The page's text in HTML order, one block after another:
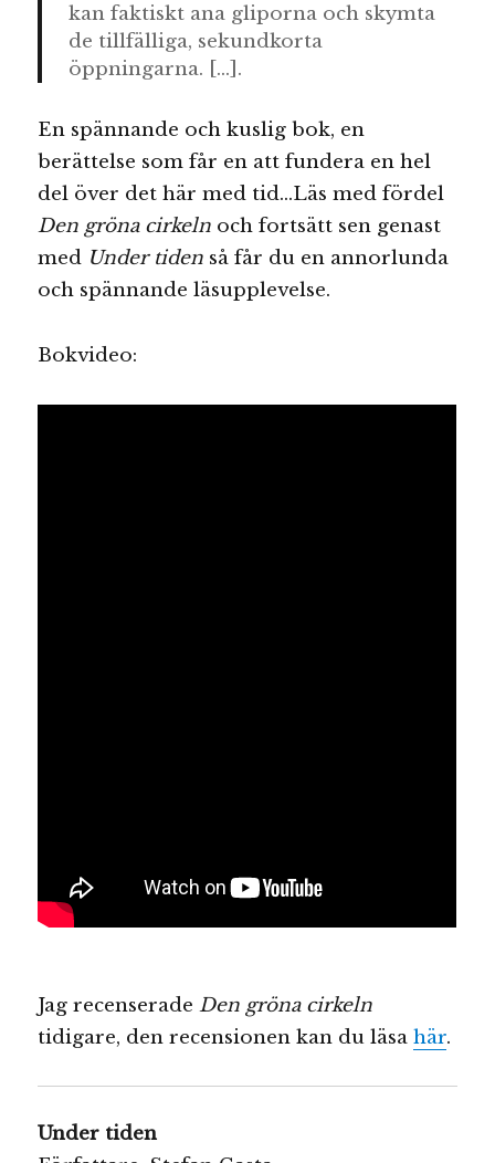
kan faktiskt ana gliporna och skymta
de tillfälliga, sekundkorta
öppningarna. […].
En spännande och kuslig bok, en
berättelse som får en att fundera en hel
del över det här med tid…Läs med fördel
Den gröna cirkeln och fortsätt sen genast
med Under tiden så får du en annorlunda
och spännande läsupplevelse.
Bokvideo:
Jag recenseradeDen gröna cirkeln
tidigare, den recensionen kan du läsahär.
Under tiden